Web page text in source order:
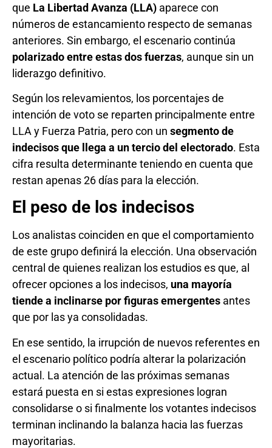
que La Libertad Avanza (LLA) aparece con
números de estancamiento respecto de semanas
anteriores. Sin embargo, el escenario continúa
polarizado entre estas dos fuerzas, aunque sin un
liderazgo definitivo.
Según los relevamientos, los porcentajes de
intención de voto se reparten principalmente entre
LLA y Fuerza Patria, pero con un segmento de
indecisos que llega a un tercio del electorado. Esta
cifra resulta determinante teniendo en cuenta que
restan apenas 26 días para la elección.
El peso de los indecisos
Los analistas coinciden en que el comportamiento
de este grupo definirá la elección. Una observación
central de quienes realizan los estudios es que, al
ofrecer opciones a los indecisos, una mayoría
tiende a inclinarse por figuras emergentes antes
que por las ya consolidadas.
En ese sentido, la irrupción de nuevos referentes en
el escenario político podría alterar la polarización
actual. La atención de las próximas semanas
estará puesta en si estas expresiones logran
consolidarse o si finalmente los votantes indecisos
terminan inclinando la balanza hacia las fuerzas
mayoritarias.